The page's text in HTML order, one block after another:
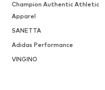
Champion Authentic Athletic
Apparel
SANETTA
Adidas Performance
VINGINO